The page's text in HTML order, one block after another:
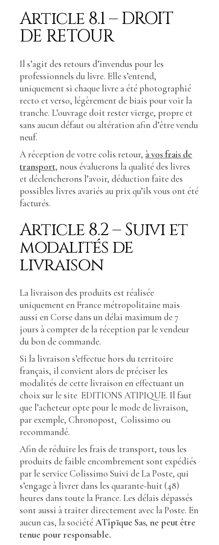
Article 8.1 – DROIT
DE RETOUR
Il s’agit des retours d’invendus pour les
professionnels du livre. Elle s’entend,
uniquement si chaque livre a été photographié
recto et verso, légèrement de biais pour voir la
tranche. L’ouvrage doit rester vierge, propre et
sans aucun défaut ou altération afin d’être vendu
neuf.
A réception de votre colis retour, à vos frais de
transport, nous évaluerons la qualité des livres
et déclencherons l’avoir, déduction faite des
possibles livres avariés au prix qu’ils vous ont été
facturés.
Article 8.2 – Suivi et
modalités de
livraison
La livraison des produits est réalisée
uniquement en France métropolitaine mais
aussi en Corse dans un délai maximum de 7
jours à compter de la réception par le vendeur
du bon de commande.
Si la livraison s’effectue hors du territoire
français, il convient alors de préciser les
modalités de cette livraison en effectuant un
choix sur le site EDITIONS ATIPIQUE. Il faut
que l’acheteur opte pour le mode de livraison,
par exemple, Chronopost, Colissimo ou
recommandé.
Afin de réduire les frais de transport, tous les
produits de faible encombrement sont expédiés
par le service Colissimo Suivi de La Poste, qui
s’engage à livrer dans les quarante-huit (48)
heures dans toute la France. Les délais dépassés
sont aussi à traiter directement avec la Poste. En
aucun cas, la société ATîpïque Sas, ne peut être
tenue pour responsable.